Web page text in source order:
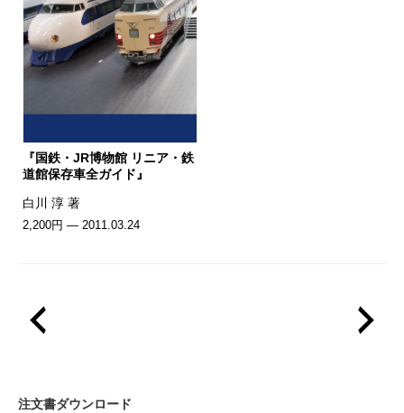
『国鉄・JR博物館 リニア・鉄
道館保存車全ガイド』
白川 淳 著
2,200円 — 2011.03.24
注文書ダウンロード